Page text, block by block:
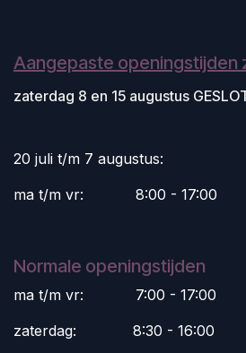
Aangepaste openingstijden
zaterdag 8 en 15 augustus
20 juli t/m 7 augustus:
ma t/m vr:
​8:00 - 17:00
Normale openingstijden
ma t/m vr:
​7:00 - 17:00
zaterdag:
​8:30 - 16:00